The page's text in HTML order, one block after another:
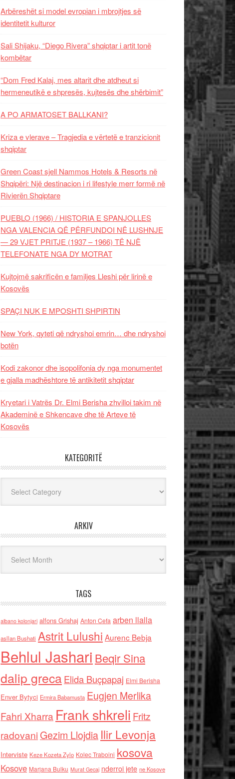
Arbëreshët si model evropian i mbrojtjes së
identitetit kulturor
Sali Shijaku, “Diego Rivera” shqiptar i artit tonë
kombëtar
“Dom Fred Kalaj, mes altarit dhe atdheut si
hermeneutikë e shpresës, kujtesës dhe shërbimit”
A PO ARMATOSET BALLKANI?
Kriza e vlerave – Tragjedia e vërtetë e tranzicionit
shqiptar
Green Coast sjell Nammos Hotels & Resorts në
Shqipëri: Një destinacion i ri lifestyle merr formë në
Rivierën Shqiptare
PUEBLO (1966) / HISTORIA E SPANJOLLES
NGA VALENCIA QË PËRFUNDOI NË LUSHNJE
— 29 VJET PRITJE (1937 – 1966) TË NJË
TELEFONATE NGA DY MOTRAT
Kujtojmë sakrificën e familjes Lleshi për lirinë e
Kosovës
SPAÇI NUK E MPOSHTI SHPIRTIN
New York, qyteti që ndryshoi emrin… dhe ndryshoi
botën
Kodi zakonor dhe isopolifonia dy nga monumentet
e gjalla madhështore të antikitetit shqiptar
Kryetari i Vatrës Dr. Elmi Berisha zhvilloi takim në
Akademinë e Shkencave dhe të Arteve të
Kosovës
KATEGORITË
ARKIV
TAGS
albano kolonjari alfons Grishaj Anton Cefa arben llalla
asllan Bushati Astrit Lulushi Aurenc Bebja
Behlul Jashari Beqir Sina
dalip grecaElida Buçpapaj Elmi Berisha
Enver Bytyci Ermira Babamusta Eugjen Merlika
Fahri Xharra Frank shkreli Fritz
radovaniGezim Llojdia Ilir Levonja
Interviste Keze Kozeta Zylo Kolec Traboini kosova
Kosove Marjana Bulku Murat Gecaj nderroi jete ne Kosove